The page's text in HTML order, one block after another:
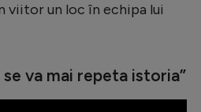
viitor un loc în echipa lui
va mai repeta istoria”